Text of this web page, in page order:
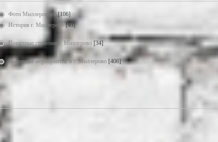
Фото Миллеровцев [106]
История г. Миллерово [93]
Памятные строения г. Миллерово [34]
Памятные мероприятия в г. Миллерово [406]